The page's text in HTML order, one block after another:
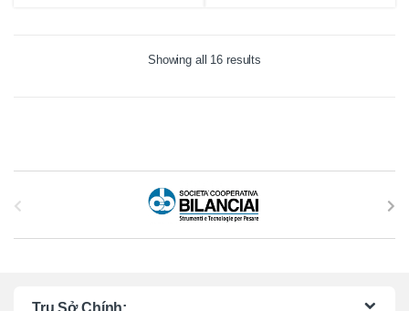
Showing all 16 results
Trụ Sở Chính: